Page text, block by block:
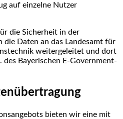
auf einzelne Nutzer
die Sicherheit in der
die Daten an das Landesamt für
weitergeleitet und dort
Bayerischen E-Government-
bieten wir eine mit